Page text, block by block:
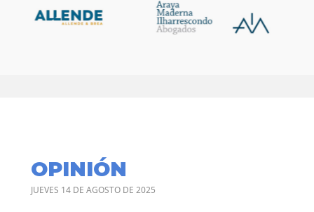
OPINIÓN
JUEVES 14 DE AGOSTO DE 2025